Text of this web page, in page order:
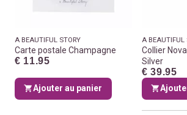
A BEAUTIFUL STORY
Carte postale Champagne
€ 11.95
Ajouter au panier
A BEAUTIFUL
Collier
Silver
€ 39.95